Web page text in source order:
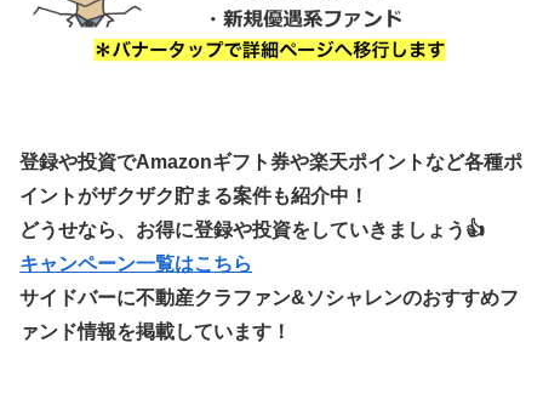
登録や投資でAmazonギフト券や楽天ポイントなど各種ポ
イントがザクザク貯まる案件も紹介中！
どうせなら、お得に登録や投資をしていきましょう👍
キャンペーン一覧はこちら
サイドバーに不動産クラファン&ソシャレンのおすすめフ
ァンド情報を掲載しています！